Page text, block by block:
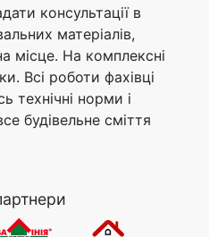
консультації в
матеріалів,
місце. На комплексні
Всі роботи фахівці
технічні норми і
будівельне сміття